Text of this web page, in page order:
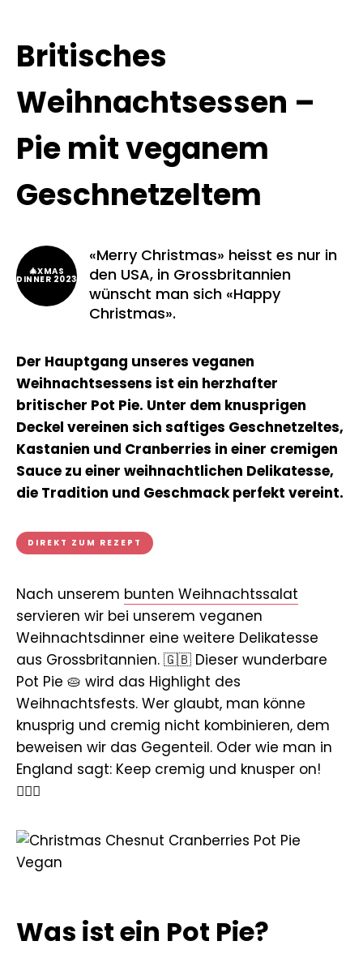
Britisches
Weihnachtsessen –
Pie mit veganem
Geschnetzeltem
🎄XMAS
DINNER 2023
«Merry Christmas» heisst es nur in
den USA, in Grossbritannien
wünscht man sich «Happy
Christmas».
Der Hauptgang unseres veganen
Weihnachtsessens ist ein herzhafter
britischer Pot Pie. Unter dem knusprigen
Deckel vereinen sich saftiges Geschnetzeltes,
Kastanien und Cranberries in einer cremigen
Sauce zu einer weihnachtlichen Delikatesse,
die Tradition und Geschmack perfekt vereint.
DIREKT ZUM REZEPT
Nach unserem bunten Weihnachtssalat
servieren wir bei unserem veganen
Weihnachtsdinner eine weitere Delikatesse
aus Grossbritannien. 🇬🇧 Dieser wunderbare
Pot Pie 🥧 wird das Highlight des
Weihnachtsfests. Wer glaubt, man könne
knusprig und cremig nicht kombinieren, dem
beweisen wir das Gegenteil. Oder wie man in
England sagt: Keep cremig und knusper on!
💂🏻‍♂️
Was ist ein Pot Pie?